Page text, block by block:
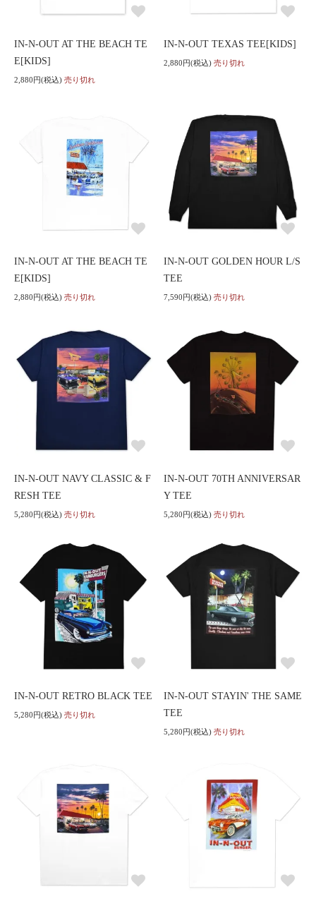
IN-N-OUT AT THE BEACH TE
E[KIDS]
2,880円(税込) 売り切れ
IN-N-OUT TEXAS TEE[KIDS]
2,880円(税込) 売り切れ
IN-N-OUT AT THE BEACH TE
E[KIDS]
2,880円(税込) 売り切れ
IN-N-OUT GOLDEN HOUR L/S
TEE
7,590円(税込) 売り切れ
IN-N-OUT NAVY CLASSIC & F
RESH TEE
5,280円(税込) 売り切れ
IN-N-OUT 70TH ANNIVERSAR
Y TEE
5,280円(税込) 売り切れ
IN-N-OUT RETRO BLACK TEE
5,280円(税込) 売り切れ
IN-N-OUT STAYIN' THE SAME
TEE
5,280円(税込) 売り切れ